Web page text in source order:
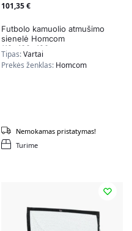
101,35€
Futbolo kamuolio atmušimo
sienelė Homcom
118x108x120cm.,
raudonos/juodos spalvos
Tipas:Vartai
Prekės ženklas: Homcom
Turime
Nemokamas pristatymas!